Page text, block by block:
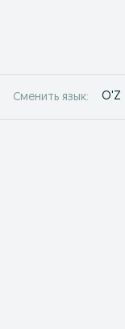
Сменить язык: O'Z